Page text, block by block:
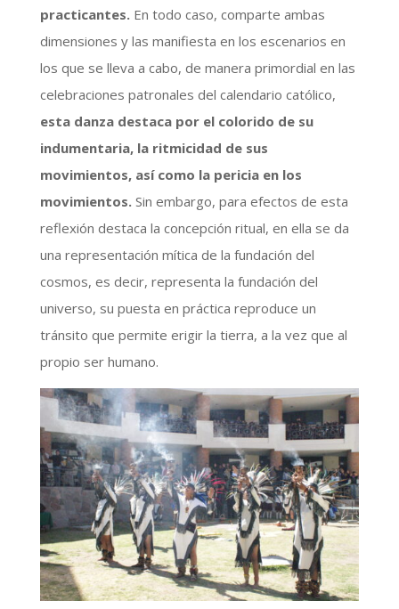
practicantes.En todo caso, comparte ambas
dimensiones y las manifiesta en los escenarios en
los que se lleva a cabo, de manera primordial en las
celebraciones patronales del calendario católico,
esta danza destaca por el colorido de su
indumentaria, la ritmicidad de sus
movimientos, así como la pericia en los
movimientos.Sin embargo, para efectos de esta
reflexión destaca la concepción ritual, en ella se da
una representación mítica de la fundación del
cosmos, es decir, representa la fundación del
universo, su puesta en práctica reproduce un
tránsito que permite erigir la tierra, a la vez que al
propio ser humano.